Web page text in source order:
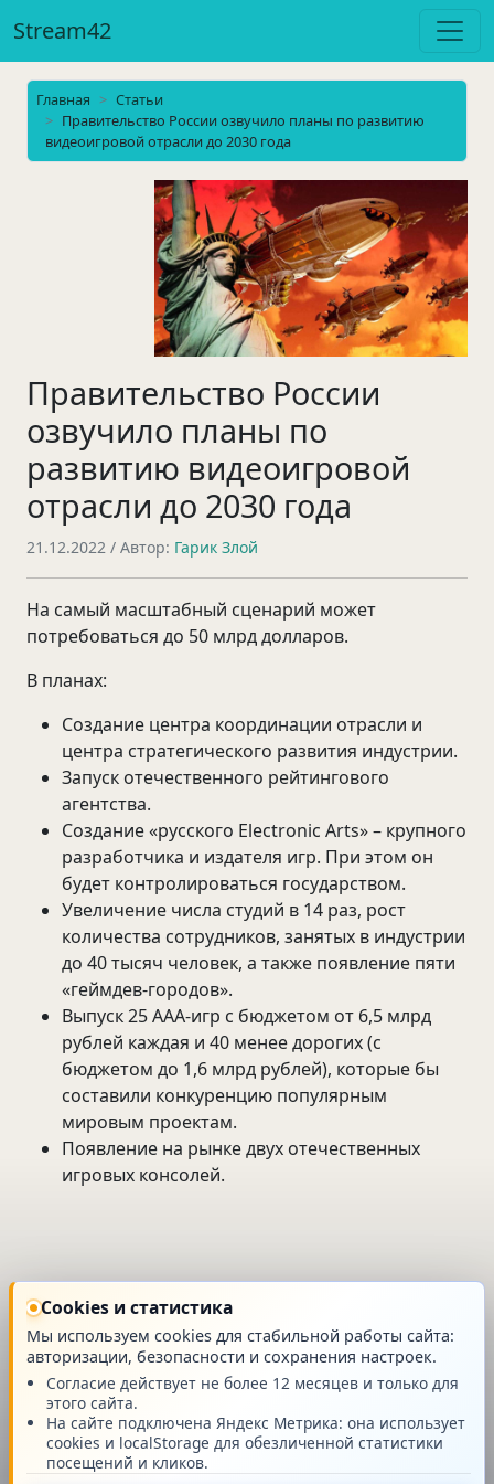
Stream42
Главная
Статьи
Правительство России озвучило планы по развитию
видеоигровой отрасли до 2030 года
Правительство России
озвучило планы по
развитию видеоигровой
отрасли до 2030 года
21.12.2022 / Автор: Гарик Злой
На самый масштабный сценарий может
потребоваться до 50 млрд долларов.
В планах:
Создание центра координации отрасли и
центра стратегического развития индустрии.
Запуск отечественного рейтингового
агентства.
Cоздание «русского Electronic Arts» – крупного
разработчика и издателя игр. При этом он
будет контролироваться государством.
Увеличение числа студий в 14 раз, рост
количества сотрудников, занятых в индустрии
до 40 тысяч человек, а также появление пяти
«геймдев-городов».
Выпуск 25 ААА-игр с бюджетом от 6,5 млрд
рублей каждая и 40 менее дорогих (с
бюджетом до 1,6 млрд рублей), которые бы
составили конкуренцию популярным
мировым проектам.
Появление на рынке двух отечественных
игровых консолей.
новость
Главная
Cookies и статистика
Мы используем cookies для стабильной работы сайта:
авторизации, безопасности и сохранения настроек.
Согласие действует не более 12 месяцев и только для
этого сайта.
На сайте подключена Яндекс Метрика: она использует
cookies и localStorage для обезличенной статистики
посещений и кликов.